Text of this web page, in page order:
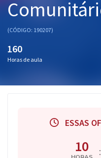
OAB
Questões grátis
(CÓDIGO: 190207)
160
Horas de aula
ESSAS
10 :